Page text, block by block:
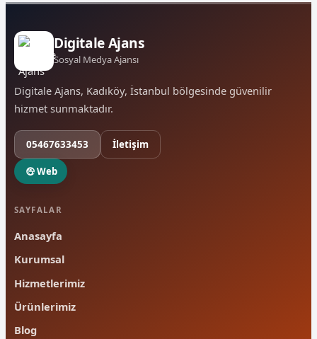
Digitale Ajans
Sosyal Medya Ajansı
Digitale Ajans, Kadıköy, İstanbul bölgesinde güvenilir
hizmet sunmaktadır.
05467633453 İletişim
Web
SAYFALAR
Anasayfa
Kurumsal
Hizmetlerimiz
Ürünlerimiz
Blog